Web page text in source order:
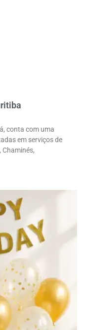
conta com uma
em serviços de
Chaminés,